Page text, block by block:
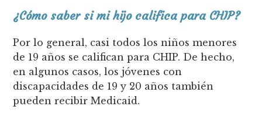
¿Cómo saber si mi hijo califica para CHIP?
Por lo general, casi todos los niños menores
de 19 años se califican para CHIP. De hecho,
en algunos casos, los jóvenes con
discapacidades de 19 y 20 años también
pueden recibir Medicaid.